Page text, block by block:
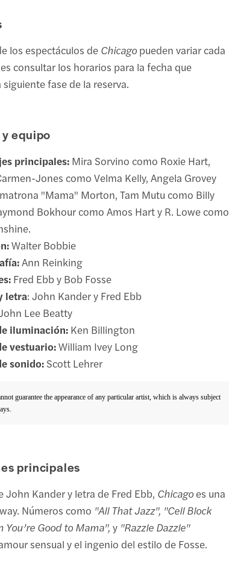
los espectáculos de Chicago pueden variar cada
consultar los horarios para la fecha que
fase de la reserva.
equipo
principales: Mira Sorvino como Roxie Hart,
Jones como Velma Kelly, Angela Grovey
"Mama" Morton, Tam Mutu como Billy
Bokhour como Amos Hart y R. Lowe como
Walter Bobbie
Ann Reinking
Fred Ebb y Bob Fosse
letra: John Kander y Fred Ebb
Lee Beatty
iluminación: Ken Billington
vestuario:William Ivey Long
sonido: Scott Lehrer
guarantee the appearance of any particular artist, which is always subject
principales
John Kander y letra de Fred Ebb, Chicago es una
Números como "All That Jazz", "Cell Block
You’re Good to Mama", y "Razzle Dazzle"
sensual y el ingenio del estilo de Fosse.